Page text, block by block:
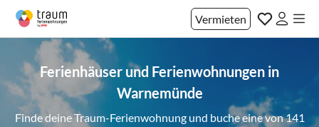
Vermieten
Ferienhäuser und Ferienwohnungen in
Warnemünde
Finde deine Traum-Ferienwohnung und buche eine von 141